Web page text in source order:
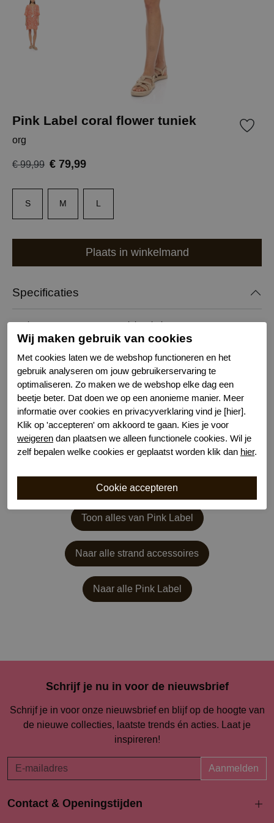
Pink Label coral flower tuniek
org
€ 99,99 € 79,99
S M L
Plaats in winkelmand
Specificaties
Merk
Pink Label
Serie naam
Coral Flower
Leveranciercode
B720
Bestelcode
651200772
Kleur
Diverse
Materiaal
Viscose
Wasvoorschrift
handwas
Toon alles van Pink Label
Naar alle strand accessoires
Naar alle Pink Label
Schrijf je nu in voor de nieuwsbrief
Schrijf je in voor onze nieuwsbrief en blijf op de hoogte van
de nieuwe collecties, laatste trends én acties. Laat je
inspireren!
Aanmelden
Contact & Openingstijden
Wij maken gebruik van cookies
Met cookies laten we de webshop functioneren en het
gebruik analyseren om jouw gebruikerservaring te
optimaliseren. Zo maken we de webshop elke dag een
beetje beter. Dat doen we op een anonieme manier. Meer
informatie over cookies en privacyverklaring vind je [hier].
Klik op 'accepteren' om akkoord te gaan. Kies je voor
weigeren dan plaatsen we alleen functionele cookies. Wil je
zelf bepalen welke cookies er geplaatst worden klik dan hier.